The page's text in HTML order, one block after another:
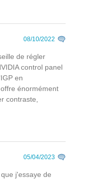
08/10/2022
de régler
control panel
en
énormément
contraste,
05/04/2023
j'essaye de